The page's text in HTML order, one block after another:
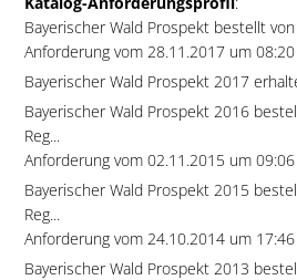
Bayerischer Wald Prospekt bestellt von
Anforderung vom 28.11.2017 um
Bayerischer Wald Prospekt 2017
Bayerischer Wald Prospekt 2016
Reg...
Anforderung vom 02.11.2015 um
Bayerischer Wald Prospekt 2015
Reg...
Anforderung vom 24.10.2014 um
Bayerischer Wald Prospekt 2013